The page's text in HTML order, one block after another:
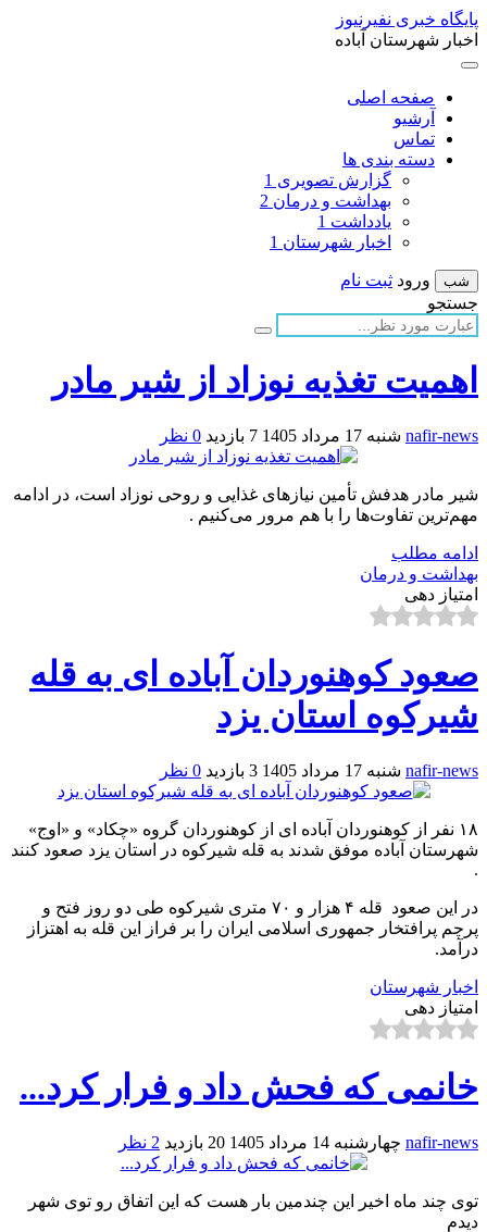
پایگاه خبری نفیرنیوز
اخبار شهرستان آباده
صفحه اصلی
آرشیو
تماس
دسته بندی ها
گزارش تصویری 1
بهداشت و درمان 2
یادداشت 1
اخبار شهرستان 1
شب ورود ثبت نام
جستجو
اهمیت تغذیه نوزاد از شیر مادر
nafir-news شنبه 17 مرداد 1405 7 بازدید 0 نظر
شیر مادر هدفش تأمین نیازهای غذایی و روحی نوزاد است، در ادامه
مهم‌ترین تفاوت‌ها را با هم مرور می‌کنیم .
ادامه مطلب
بهداشت و درمان
امتیاز دهی
صعود کوهنوردان آباده ای به قله
شیرکوه استان یزد
nafir-news شنبه 17 مرداد 1405 3 بازدید 0 نظر
۱۸ نفر از کوهنوردان آباده ای از کوهنوردان گروه «چکاد» و «اوج»
شهرستان آباده موفق شدند به قله شیرکوه در استان یزد صعود کنند
.
در این صعود قله ۴ هزار و ۷۰ متری شیرکوه طی دو روز فتح و
پرچم پرافتخار جمهوری اسلامی ایران را بر فراز این قله به اهتزاز
درآمد.
اخبار شهرستان
امتیاز دهی
خانمی که فحش داد و فرار کرد...
nafir-news چهارشنبه 14 مرداد 1405 20 بازدید 2 نظر
توی چند ماه اخیر این چندمین بار هست که این اتفاق رو توی شهر
دیدم